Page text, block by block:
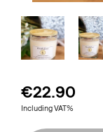
€22.90
Including VAT%